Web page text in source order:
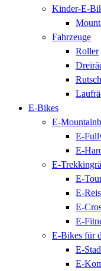
Kinder-E-
Fahrzeuge
Roller
E-Bikes
E-
E-
E-
E-
E-
E-
E-
E-
E-Bikes für
E-
E-